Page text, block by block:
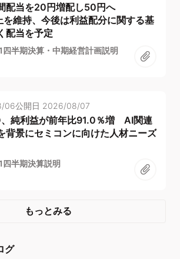
配当を20円増配し50円へ
維持、今後は利益配分に関する基
配当を予定
半期決算・中期経営計画説明
06公開日 2026/08/07
、純利益が前年比91.0％増 AI関連
背景にセミコンに向けた人材ニーズ
半期決算説明
もっとみる
グ